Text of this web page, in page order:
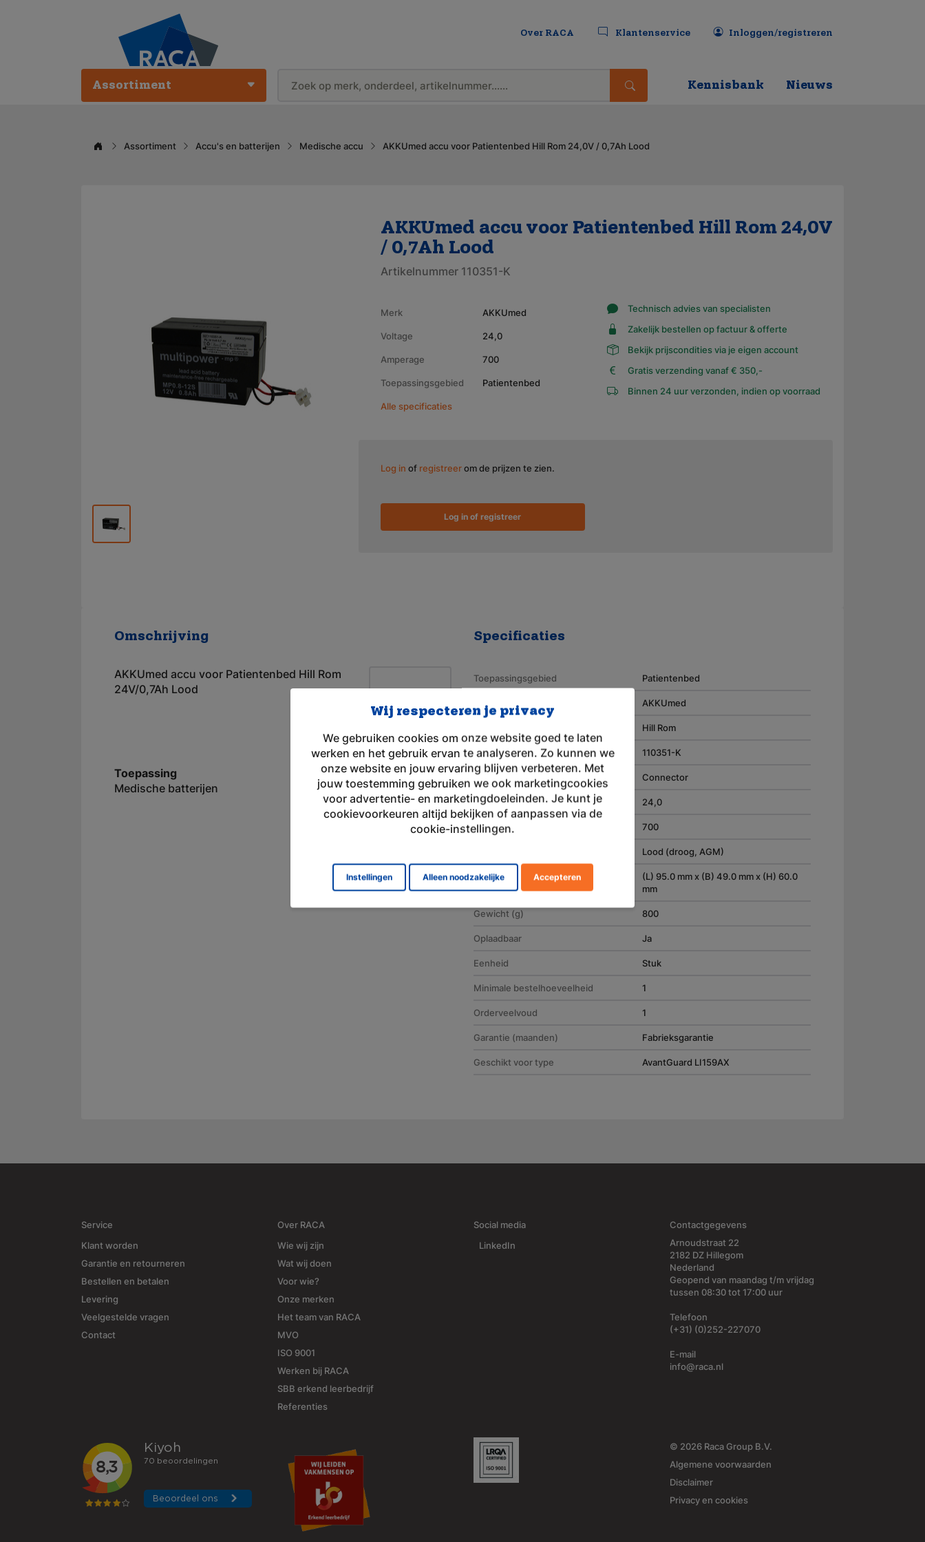
Over RACA Klantenservice Inloggen/registreren
Assortiment Kennisbank Nieuws
Assortiment Accu's en batterijen Medische accu AKKUmed accu voor Patientenbed Hill Rom 24,0V / 0,7Ah Lood
AKKUmed accu voor Patientenbed Hill Rom 24,0V
/ 0,7Ah Lood
Artikelnummer 110351-K
Merk AKKUmed
Voltage 24,0
Amperage 700
Toepassingsgebied Patientenbed
Alle specificaties
Technisch advies van specialisten
Zakelijk bestellen op factuur & offerte
Bekijk prijscondities via je eigen account
Gratis verzending vanaf € 350,-
Binnen 24 uur verzonden, indien op voorraad
Log in of registreerom de prijzen te zien.
Log in of registreer
Omschrijving
AKKUmed accu voor Patientenbed Hill Rom
24V/0,7Ah Lood
Toepassing
Medische batterijen
Specificaties
Toepassingsgebied Patientenbed
Merk AKKUmed
Hill Rom
Artikelnummer 110351-K
Aansluiting Connector
Voltage (V) 24,0
Amperage (mAh) 700
Lood (droog, AGM)
Afmeting
(L) 95.0 mm x (B) 49.0 mm x (H) 60.0
mm
Gewicht (g) 800
Oplaadbaar Ja
Eenheid Stuk
Minimale bestelhoeveelheid 1
Orderveelvoud 1
Garantie (maanden) Fabrieksgarantie
Geschikt voor type AvantGuard LI159AX
Wij respecteren je privacy
We gebruiken cookies om onze website goed te laten
werken en het gebruik ervan te analyseren. Zo kunnen we
onze website en jouw ervaring blijven verbeteren. Met
jouw toestemming gebruiken we ook marketingcookies
voor advertentie- en marketingdoeleinden. Je kunt je
cookievoorkeuren altijd bekijken of aanpassen via de
cookie-instellingen.
Instellingen Alleen noodzakelijke Accepteren
Service
Klant worden
Garantie en retourneren
Bestellen en betalen
Levering
Veelgestelde vragen
Contact
Over RACA
Wie wij zijn
Wat wij doen
Voor wie?
Onze merken
Het team van RACA
MVO
ISO 9001
Werken bij RACA
SBB erkend leerbedrijf
Referenties
Social media
LinkedIn
Contactgegevens
Arnoudstraat 22
2182 DZ Hillegom
Nederland
Geopend van maandag t/m vrijdag
tussen 08:30 tot 17:00 uur
Telefoon
(+31) (0)252-227070
E-mail
info@raca.nl
© 2026 Raca Group B.V.
Algemene voorwaarden
Disclaimer
Privacy en cookies